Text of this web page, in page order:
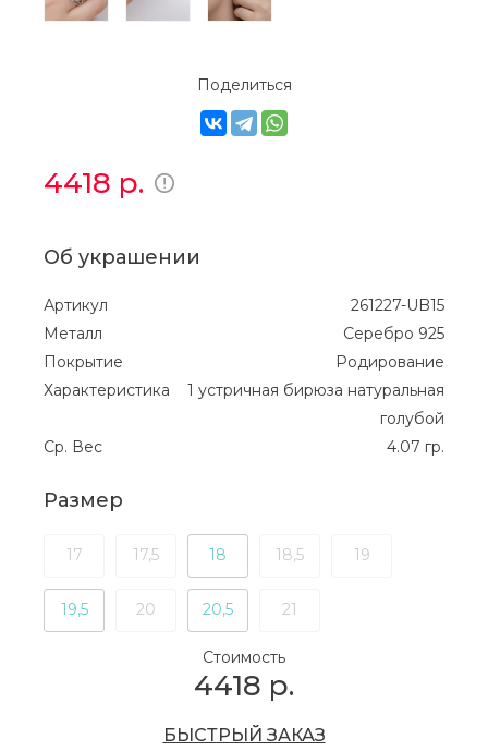
Поделиться
4418 р.
Об украшении
Артикул
261227-UB15
Металл
Серебро 925
Покрытие
Родирование
Характеристика
1 устричная бирюза натуральная
голубой
Ср. Вес
4.07 гр.
Размер
17 17,5 18 18,5 19
19,5 20 20,5 21
Стоимость
4418 р.
БЫСТРЫЙ ЗАКАЗ